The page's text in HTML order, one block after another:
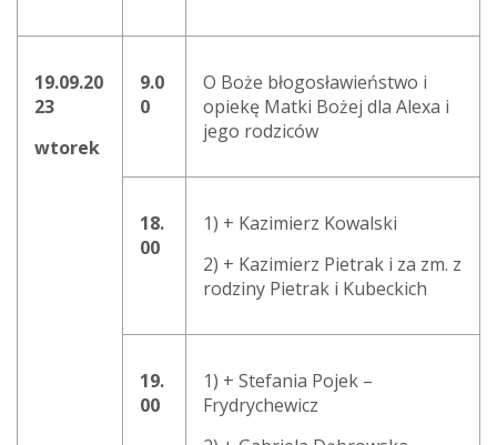
19.09.20
23
wtorek
9.0
0
O Boże błogosławieństwo i
opiekę Matki Bożej dla Alexa i
jego rodziców
18.
00
1) + Kazimierz Kowalski
2) + Kazimierz Pietrak i za zm. z
rodziny Pietrak i Kubeckich
19.
00
1) + Stefania Pojek –
Frydrychewicz